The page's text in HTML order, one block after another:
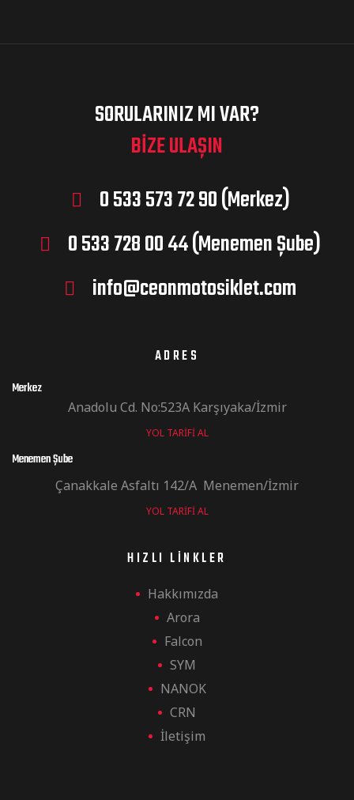
SORULARINIZ MI VAR?
BIZE ULAŞIN
0 533 573 72 90 (Merkez)
0 533 728 00 44 (Menemen Şube)
info@ceonmotosiklet.com
ADRES
Merkez
Anadolu Cd. No:523A Karşıyaka/İzmir
YOL TARIFI AL
Menemen Şube
Çanakkale Asfaltı 142/A Menemen/İzmir
YOL TARIFI AL
HIZLI LINKLER
Hakkımızda
Arora
Falcon
SYM
NANOK
CRN
İletişim